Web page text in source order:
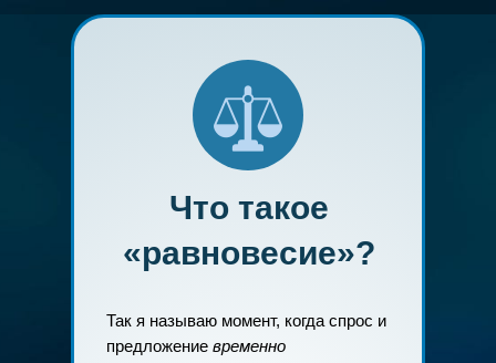
Так я называю момент, когда спрос и
предложение временно
Что такое
«равновесие»?